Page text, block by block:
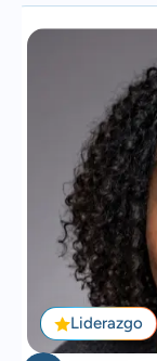
Liderazgo